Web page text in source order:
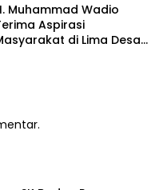
Muhammad Wadio
Aspirasi
di Lima Desa